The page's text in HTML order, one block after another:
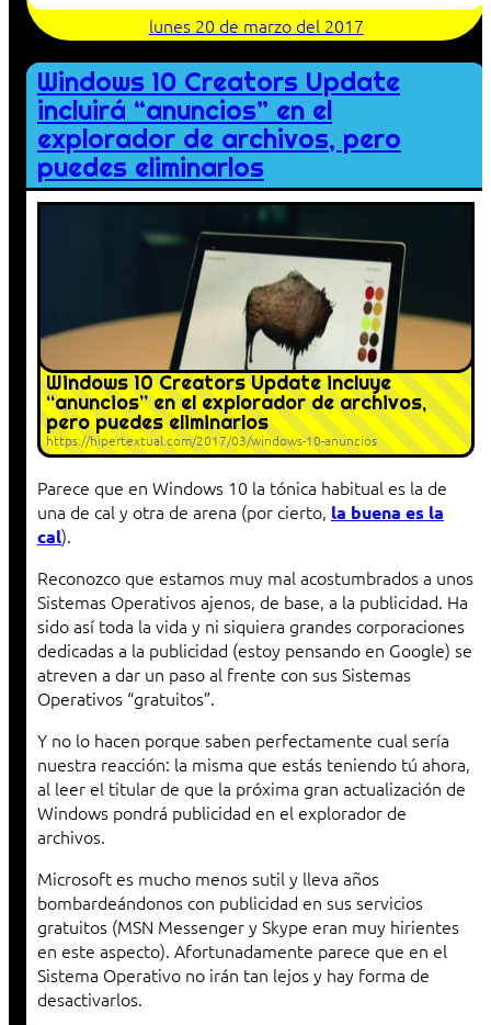
lunes 20 de marzo del 2017
Windows 10 Creators Update
incluirá “anuncios” en el
explorador de archivos, pero
puedes eliminarlos
Windows 10 Creators Update incluye
“anuncios” en el explorador de archivos,
pero puedes eliminarlos
https://hipertextual.com/2017/03/windows-10-anuncios
Parece que en Windows 10 la tónica habitual es la de
una de cal y otra de arena (por cierto, la buena es la
cal).
Reconozco que estamos muy mal acostumbrados a unos
Sistemas Operativos ajenos, de base, a la publicidad. Ha
sido así toda la vida y ni siquiera grandes corporaciones
dedicadas a la publicidad (estoy pensando en Google) se
atreven a dar un paso al frente con sus Sistemas
Operativos “gratuitos”.
Y no lo hacen porque saben perfectamente cual sería
nuestra reacción: la misma que estás teniendo tú ahora,
al leer el titular de que la próxima gran actualización de
Windows pondrá publicidad en el explorador de
archivos.
Microsoft es mucho menos sutil y lleva años
bombardeándonos con publicidad en sus servicios
gratuitos (MSN Messenger y Skype eran muy hirientes
en este aspecto). Afortunadamente parece que en el
Sistema Operativo no irán tan lejos y hay forma de
desactivarlos.